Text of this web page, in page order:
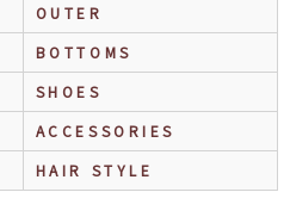
OUTER
BOTTOMS
SHOES
ACCESSORIES
HAIR STYLE